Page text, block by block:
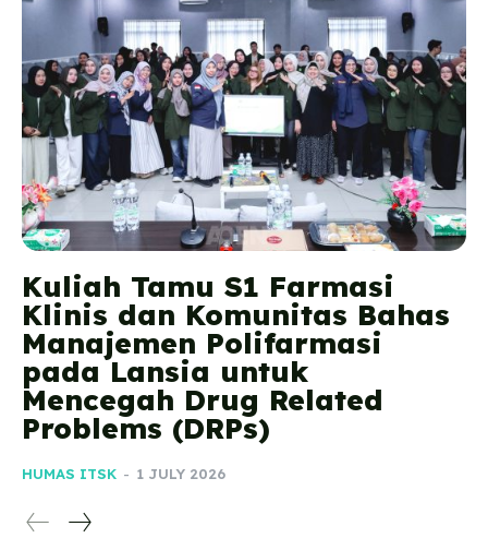
Kuliah Tamu S1 Farmasi
Klinis dan Komunitas Bahas
Manajemen Polifarmasi
pada Lansia untuk
Mencegah Drug Related
Problems (DRPs)
HUMAS ITSK - 1 JULY 2026